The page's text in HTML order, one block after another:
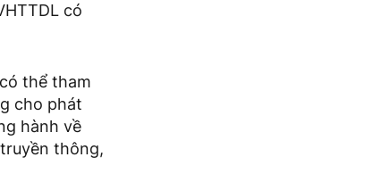
có
thể tham
cho phát
hành về
thông,